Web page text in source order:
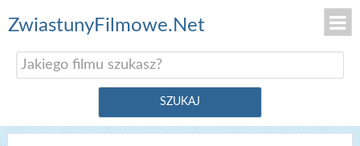
ZwiastunyFilmowe.Net